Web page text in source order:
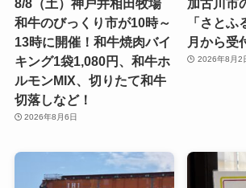
8/8（土）神戸井相田牧場
和牛のびっくり市が10時～
13時に開催！和牛焼肉バイ
キング1袋1,080円、和牛ホ
ルモンMIX、切りたて和牛
切落しなど！
2026年8月6日
加古川市
「さと
月から受
2026年8月2